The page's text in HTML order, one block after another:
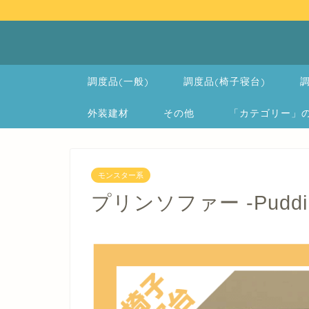
調度品(一般) 調度品(椅子寝台)
外装建材 その他 「カテゴリー
モンスター系
プリンソファー -